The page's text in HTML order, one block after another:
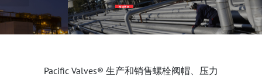
Pacific Valves® 生产和销售螺栓阀帽、压力